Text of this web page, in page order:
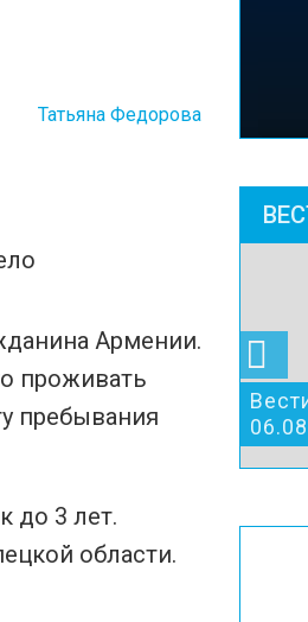
Татьяна Федорова
Армении.
проживать
пребывания
до 3 лет.
области.